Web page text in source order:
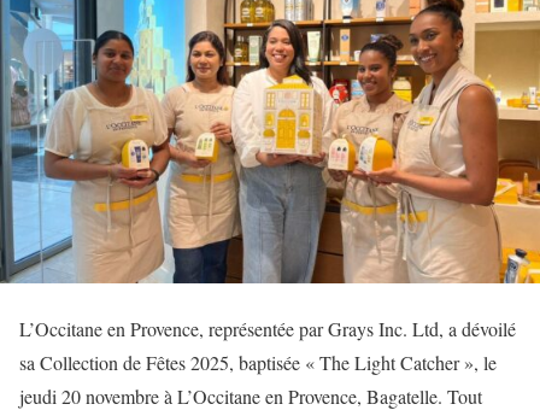
L’Occitane en Provence, représentée par Grays Inc. Ltd, a dévoilé
sa Collection de Fêtes 2025, baptisée « The Light Catcher », le
jeudi 20 novembre à L’Occitane en Provence, Bagatelle. Tout